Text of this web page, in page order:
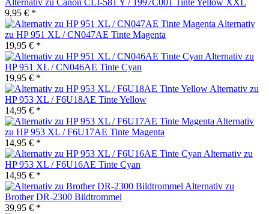
Alternativ zu Canon CLI-581 Y / 1997C001 Tinte Yellow XXL
9,95 € *
Alternativ
zu HP 951 XL / CN047AE Tinte Magenta
19,95 € *
Alternativ zu
HP 951 XL / CN046AE Tinte Cyan
19,95 € *
Alternativ zu
HP 953 XL / F6U18AE Tinte Yellow
14,95 € *
Alternativ
zu HP 953 XL / F6U17AE Tinte Magenta
14,95 € *
Alternativ zu
HP 953 XL / F6U16AE Tinte Cyan
14,95 € *
Alternativ zu
Brother DR-2300 Bildtrommel
39,95 € *